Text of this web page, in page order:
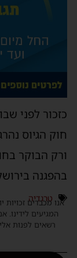
כזכור לפני
חוק הגיוס
ורק הבוקר
בהפגנה
טרגדיה
אנו מכבדים
המגיעים לידינו.
רשאים לפנות